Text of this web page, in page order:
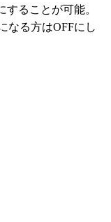
ることが可能。
なる方はOFFにし